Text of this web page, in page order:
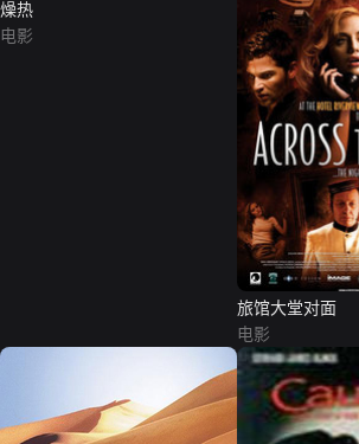
燥热
电影
旅馆大堂对面
电影